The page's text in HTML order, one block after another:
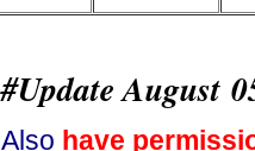
#Update August
Also have